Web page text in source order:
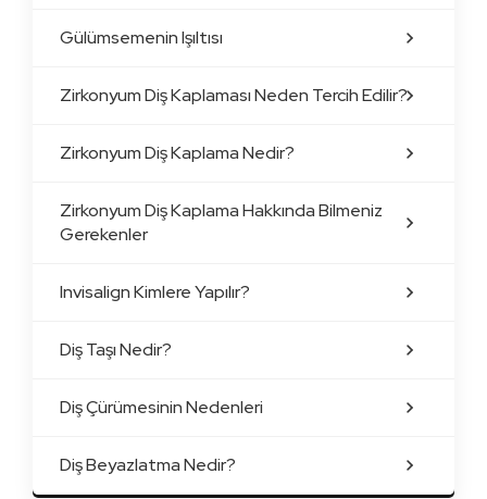
Gülümsemenin Işıltısı
Zirkonyum Diş Kaplaması Neden Tercih Edilir?
Zirkonyum Diş Kaplama Nedir?
Zirkonyum Diş Kaplama Hakkında Bilmeniz
Gerekenler
Invisalign Kimlere Yapılır?
Diş Taşı Nedir?
Diş Çürümesinin Nedenleri
Diş Beyazlatma Nedir?